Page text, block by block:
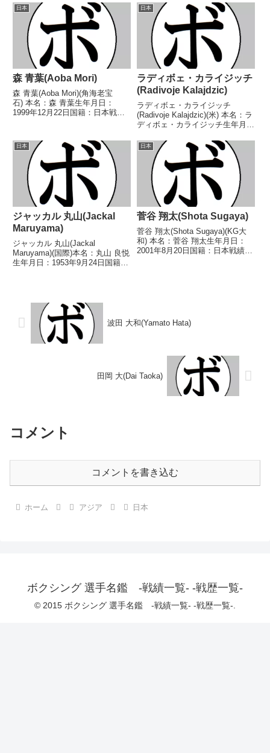
なし 【戦歴】2022/11/27 ○4R
判定 3-0(40-36、40-36、40-...
し 【戦歴】1992/11/19
○1RKO 久米 章夫(江
坂)1993/01/29...
日本
森 青葉(Aoba Mori)
森 青葉(Aoba Mori)(角海老宝
石) 本名：森 青葉生年月日：
1999年12月22日国籍：日本戦
2017/12/09 ●4R判定 0-3(35-
39、36-39、37-...
日本
ラディボェ・カライジッチ
(Radivoje Kalajdzic)
ラディボェ・カライジッチ
(Radivoje Kalajdzic)(米) 本名：ラ
ディボェ・カライジッチ生年月
績：33戦30勝(22KO)3敗 【獲得
タイトル】なし 【戦歴】
2011/06/03 ○1RKO ...
日本
ジャッカル 丸山(Jackal
Maruyama)
ジャッカル 丸山(Jackal
Maruyama)(国際)本名：丸山 良悦
生年月日：1953年9月24日国籍：
ーパーフライ級王座第3代日本...
日本
菅谷 翔太(Shota Sugaya)
菅谷 翔太(Shota Sugaya)(KG大
和) 本名：菅谷 翔太生年月日：
2001年8月20日国籍：日本戦績：
波田 大和(Yamato Hata)
田岡 大(Dai Taoka)
コメント
コメントを書き込む
ホーム アジア 日本
ボクシング 選手名鑑 -戦績一覧- -戦歴一覧-
© 2015 ボクシング 選手名鑑 -戦績一覧- -戦歴一覧-.